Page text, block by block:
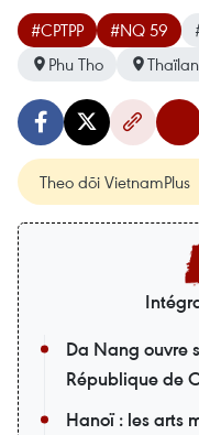
#CPTPP #NQ 59
Phu Tho
Theo dõi VietnamPlus
Da Nang ouvre
République de
Hanoï : les arts